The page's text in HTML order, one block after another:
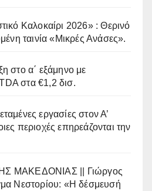
Καλοκαίρι 2026» : Θερινό
ταινία «Μικρές Ανάσες».
στο α΄ εξάμηνο με
στα €1,2 δισ.
εργασίες στον Α’
περιοχές επηρεάζονται την
ΜΑΚΕΔΟΝΙΑΣ || Γιώργος
Νεστορίου: «Η δέσμευσή